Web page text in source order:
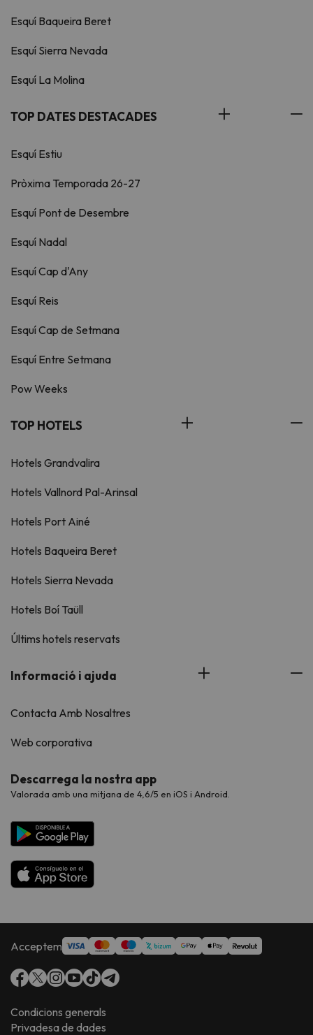
Esquí Baqueira Beret
Esquí Sierra Nevada
Esquí La Molina
TOP DATES DESTACADES
Esquí Estiu
Pròxima Temporada 26-27
Esquí Pont de Desembre
Esquí Nadal
Esquí Cap d'Any
Esquí Reis
Esquí Cap de Setmana
Esquí Entre Setmana
Pow Weeks
TOP HOTELS
Hotels Grandvalira
Hotels Vallnord Pal-Arinsal
Hotels Port Ainé
Hotels Baqueira Beret
Hotels Sierra Nevada
Hotels Boí Taüll
Últims hotels reservats
Informació i ajuda
Contacta Amb Nosaltres
Web corporativa
Descarrega la nostra app
Valorada amb una mitjana de 4,6/5 en iOS i Android.
Acceptem
Condicions generals
Privadesa de dades